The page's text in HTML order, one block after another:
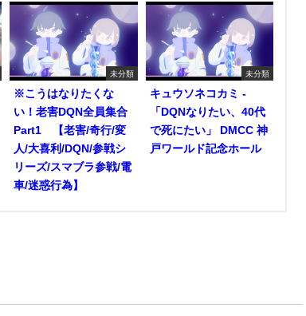
未分類
※こうはなりたくな
い！老害DQN全員集合
Part1 【老害/奇行/変
人/大喜利/DQN/参戦シ
リーズ/スマブラ参戦/電
車/迷惑行為】
未分類
キュウソネコカミ -
「DQNなりたい、40代
で死にたい」 DMCC 神
戸ワールド記念ホール